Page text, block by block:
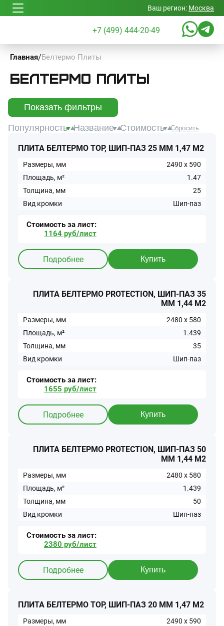
Ваш регион: Москва
+7 (499) 444-20-49
Главная/Белтермо Плиты
Белтермо Плиты
Показать фильтры
Популярность Название Стоимость Сбросить
ПЛИТА БЕЛТЕРМО TOP, ШИП-ПАЗ 25 ММ 1,47 М2
Размеры, мм 2490 x 590
Площадь, м²
1.47
Толщина, мм
25
Вид кромки
Шип-паз
Стоимость за лист:
1164 руб/лист
Подробнее Купить
ПЛИТА БЕЛТЕРМО PROTECTION, ШИП-ПАЗ 35
ММ 1,44 М2
Размеры, мм 2480 x 580
Площадь, м²
1.439
Толщина, мм
35
Вид кромки
Шип-паз
Стоимость за лист:
1655 руб/лист
Подробнее Купить
ПЛИТА БЕЛТЕРМО PROTECTION, ШИП-ПАЗ 50
ММ 1,44 М2
Размеры, мм 2480 x 580
Площадь, м²
1.439
Толщина, мм
50
Вид кромки
Шип-паз
Стоимость за лист:
2380 руб/лист
Подробнее Купить
ПЛИТА БЕЛТЕРМО TOP, ШИП-ПАЗ 20 ММ 1,47 М2
Размеры, мм 2490 x 590